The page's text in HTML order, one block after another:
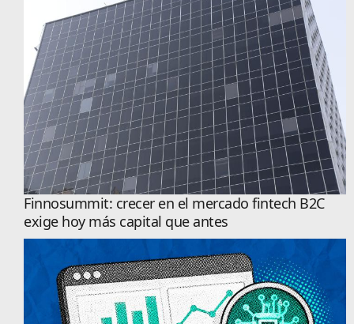
Finnosummit: crecer en el mercado fintech B2C
exige hoy más capital que antes